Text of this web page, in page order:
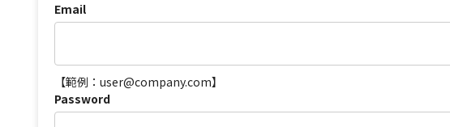
Email
【範例：user@company.com】
Password